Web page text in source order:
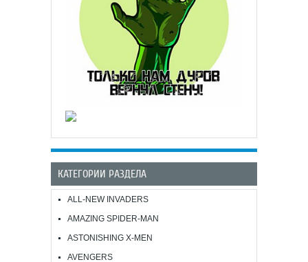
КАТЕГОРИИ РАЗДЕЛА
ALL-NEW INVADERS
AMAZING SPIDER-MAN
ASTONISHING X-MEN
AVENGERS